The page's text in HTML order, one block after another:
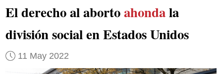
El derecho al abortoahondala
división social en Estados Unidos
11 May 2022